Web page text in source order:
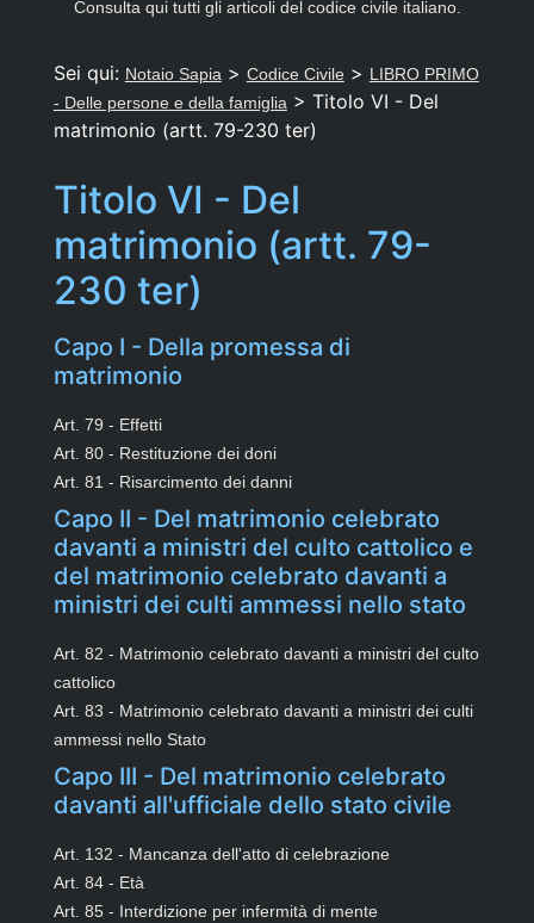
Consulta qui tutti gli articoli del codice civile italiano.
Sei qui: Notaio Sapia> Codice Civile> LIBRO PRIMO
- Delle persone e della famiglia> Titolo VI - Del
matrimonio (artt. 79-230 ter)
Titolo VI - Del
matrimonio (artt. 79-
230 ter)
Capo I - Della promessa di
matrimonio
Art. 79 - Effetti
Art. 80 - Restituzione dei doni
Art. 81 - Risarcimento dei danni
Capo II - Del matrimonio celebrato
davanti a ministri del culto cattolico e
del matrimonio celebrato davanti a
ministri dei culti ammessi nello stato
Art. 82 - Matrimonio celebrato davanti a ministri del culto
cattolico
Art. 83 - Matrimonio celebrato davanti a ministri dei culti
ammessi nello Stato
Capo III - Del matrimonio celebrato
davanti all'ufficiale dello stato civile
Art. 132 - Mancanza dell'atto di celebrazione
Art. 84 - Età
Art. 85 - Interdizione per infermità di mente